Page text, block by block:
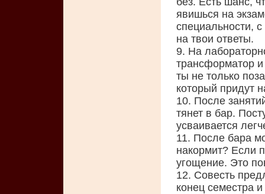
явишься на
специальности, с
на твои ответы.
9. На
трансформатор
ты не только
который придут
10. После
тянет в бар.
усваивается
11. После бара
накормит? Если
угощение. Это
12. Совесть
конец семестра